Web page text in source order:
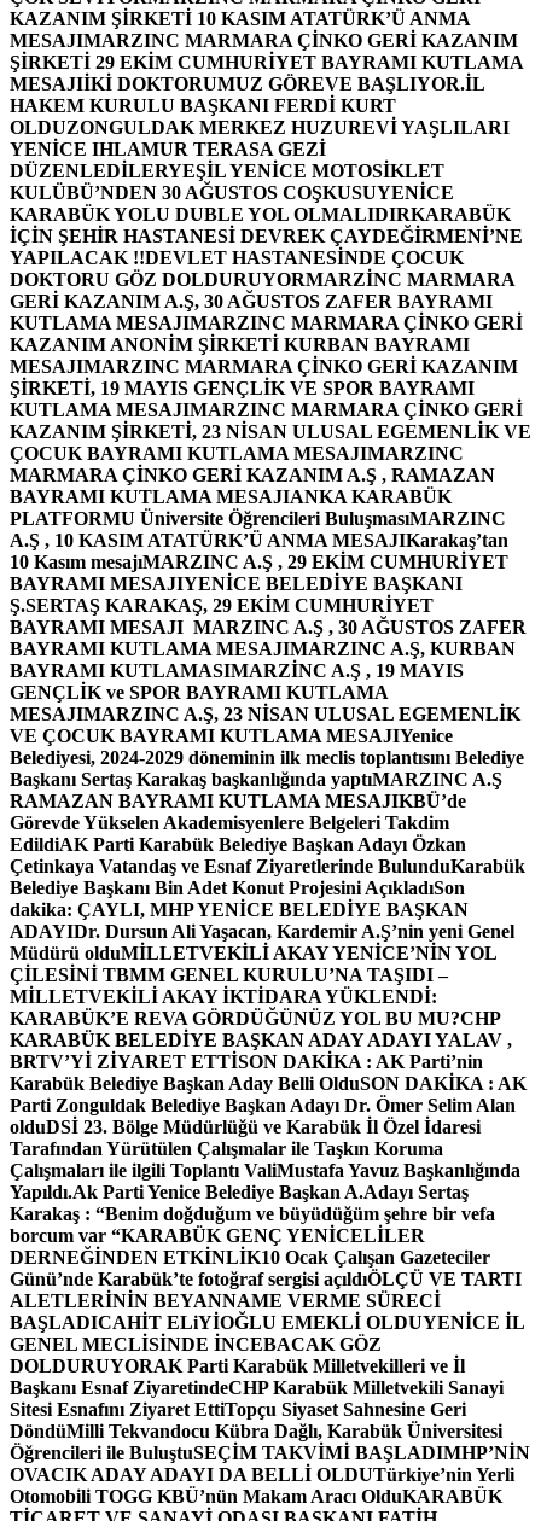
KAZANIM ŞİRKETİ 10 KASIM ATATÜRK’Ü ANMA
MESAJIMARZINC MARMARA ÇİNKO GERİ KAZANIM
ŞİRKETİ 29 EKİM CUMHURİYET BAYRAMI KUTLAMA
MESAJIİKİ DOKTORUMUZ GÖREVE BAŞLIYOR.İL
HAKEM KURULU BAŞKANI FERDİ KURT
OLDUZONGULDAK MERKEZ HUZUREVİ YAŞLILARI
YENİCE IHLAMUR TERASA GEZİ
DÜZENLEDİLERYEŞİL YENİCE MOTOSİKLET
KULÜBÜ’NDEN 30 AĞUSTOS COŞKUSUYENİCE
KARABÜK YOLU DUBLE YOL OLMALIDIRKARABÜK
İÇİN ŞEHİR HASTANESİ DEVREK ÇAYDEĞİRMENİ’NE
YAPILACAK !!DEVLET HASTANESİNDE ÇOCUK
DOKTORU GÖZ DOLDURUYORMARZİNC MARMARA
GERİ KAZANIM A.Ş, 30 AĞUSTOS ZAFER BAYRAMI
KUTLAMA MESAJIMARZINC MARMARA ÇİNKO GERİ
KAZANIM ANONİM ŞİRKETİ KURBAN BAYRAMI
MESAJIMARZINC MARMARA ÇİNKO GERİ KAZANIM
ŞİRKETİ, 19 MAYIS GENÇLİK VE SPOR BAYRAMI
KUTLAMA MESAJIMARZINC MARMARA ÇİNKO GERİ
KAZANIM ŞİRKETİ, 23 NİSAN ULUSAL EGEMENLİK VE
ÇOCUK BAYRAMI KUTLAMA MESAJIMARZINC
MARMARA ÇİNKO GERİ KAZANIM A.Ş , RAMAZAN
BAYRAMI KUTLAMA MESAJIANKA KARABÜK
PLATFORMU Üniversite Öğrencileri BuluşmasıMARZINC
A.Ş , 10 KASIM ATATÜRK’Ü ANMA MESAJIKarakaş’tan
10 Kasım mesajıMARZINC A.Ş , 29 EKİM CUMHURİYET
BAYRAMI MESAJIYENİCE BELEDİYE BAŞKANI
Ş.SERTAŞ KARAKAŞ, 29 EKİM CUMHURİYET
BAYRAMI MESAJI MARZINC A.Ş , 30 AĞUSTOS ZAFER
BAYRAMI KUTLAMA MESAJIMARZINC A.Ş, KURBAN
BAYRAMI KUTLAMASIMARZİNC A.Ş , 19 MAYIS
GENÇLİK ve SPOR BAYRAMI KUTLAMA
MESAJIMARZINC A.Ş, 23 NİSAN ULUSAL EGEMENLİK
VE ÇOCUK BAYRAMI KUTLAMA MESAJIYenice
Belediyesi, 2024-2029 döneminin ilk meclis toplantısını Belediye
Başkanı Sertaş Karakaş başkanlığında yaptıMARZINC A.Ş
RAMAZAN BAYRAMI KUTLAMA MESAJIKBÜ’de
Görevde Yükselen Akademisyenlere Belgeleri Takdim
EdildiAK Parti Karabük Belediye Başkan Adayı Özkan
Çetinkaya Vatandaş ve Esnaf Ziyaretlerinde BulunduKarabük
Belediye Başkanı Bin Adet Konut Projesini AçıkladıSon
dakika: ÇAYLI, MHP YENİCE BELEDİYE BAŞKAN
ADAYIDr. Dursun Ali Yaşacan, Kardemir A.Ş’nin yeni Genel
Müdürü olduMİLLETVEKİLİ AKAY YENİCE’NİN YOL
ÇİLESİNİ TBMM GENEL KURULU’NA TAŞIDI –
MİLLETVEKİLİ AKAY İKTİDARA YÜKLENDİ:
KARABÜK’E REVA GÖRDÜĞÜNÜZ YOL BU MU?CHP
KARABÜK BELEDİYE BAŞKAN ADAY ADAYI YALAV ,
BRTV’Yİ ZİYARET ETTİSON DAKİKA : AK Parti’nin
Karabük Belediye Başkan Aday Belli OlduSON DAKİKA : AK
Parti Zonguldak Belediye Başkan Adayı Dr. Ömer Selim Alan
olduDSİ 23. Bölge Müdürlüğü ve Karabük İl Özel İdaresi
Tarafından Yürütülen Çalışmalar ile Taşkın Koruma
Çalışmaları ile ilgili Toplantı ValiMustafa Yavuz Başkanlığında
Yapıldı.Ak Parti Yenice Belediye Başkan A.Adayı Sertaş
Karakaş : “Benim doğduğum ve büyüdüğüm şehre bir vefa
borcum var “KARABÜK GENÇ YENİCELİLER
DERNEĞİNDEN ETKİNLİK10 Ocak Çalışan Gazeteciler
Günü’nde Karabük’te fotoğraf sergisi açıldıÖLÇÜ VE TARTI
ALETLERİNİN BEYANNAME VERME SÜRECİ
BAŞLADICAHİT ELiYİOĞLU EMEKLİ OLDUYENİCE İL
GENEL MECLİSİNDE İNCEBACAK GÖZ
DOLDURUYORAK Parti Karabük Milletvekilleri ve İl
Başkanı Esnaf ZiyaretindeCHP Karabük Milletvekili Sanayi
Sitesi Esnafını Ziyaret EttiTopçu Siyaset Sahnesine Geri
DöndüMilli Tekvandocu Kübra Dağlı, Karabük Üniversitesi
Öğrencileri ile BuluştuSEÇİM TAKVİMİ BAŞLADIMHP’NİN
OVACIK ADAY ADAYI DA BELLİ OLDUTürkiye’nin Yerli
Otomobili TOGG KBÜ’nün Makam Aracı OlduKARABÜK